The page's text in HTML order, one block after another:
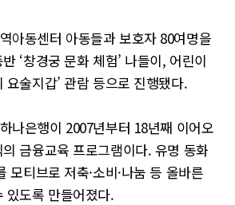
아동센터 아동들과 보호자 80여명을
‘창경궁 문화 체험’ 나들이, 어린이
요술지갑’ 관람 등으로 진행됐다.
나은행이 2007년부터 18년째 이어오
금융교육 프로그램이다. 유명 동화
모티브로 저축·소비·나눔 등 올바른
있도록 만들어졌다.